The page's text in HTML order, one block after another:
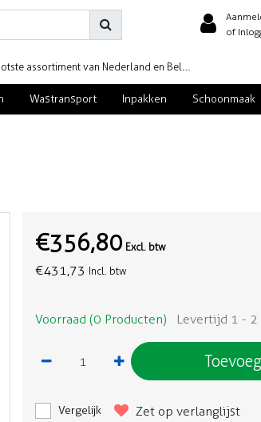
of
assortiment van Nederland en België
Wastransport Inpakken Schoonmaak
€356,80 Excl. btw
€431,73 Incl. btw
Voorraad (0 Producten) Levertijd 1 - 2
Vergelijk Zet op verlanglijst